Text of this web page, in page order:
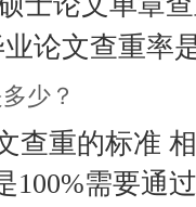
少？
查重的标准
100%需要通过